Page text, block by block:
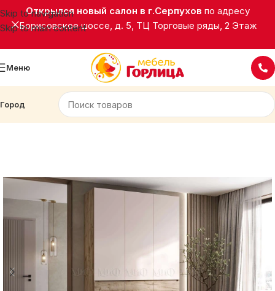
Skip to navigation
Skip to main content
Открылся новый салон в г.Серпухов по адресу
Борисовское шоссе, д. 5, ТЦ Торговые ряды, 2 Этаж
Меню
Город
Корпусная мебель Шкафы распашные